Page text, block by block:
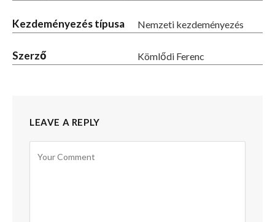
Kezdeményezés típusa Nemzeti kezdeményezés
Szerző Kömlődi Ferenc
LEAVE A REPLY